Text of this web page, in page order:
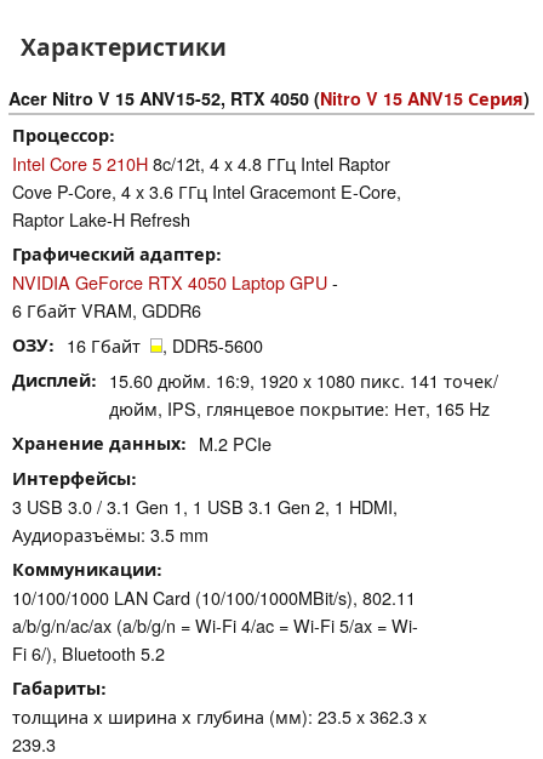
Характеристики
Acer Nitro V 15 ANV15-52, RTX 4050 (Nitro V 15 ANV15 Серия)
Процессор
Intel Core 5 210H8c/12t, 4 x 4.8 ГГц Intel Raptor
Cove P-Core, 4 x 3.6 ГГц Intel Gracemont E-Core,
Raptor Lake-H Refresh
Графический адаптер
NVIDIA GeForce RTX 4050 Laptop GPU-
6 Гбайт VRAM, GDDR6
ОЗУ 16 Гбайт , DDR5-5600
Дисплей
15.60 дюйм. 16:9, 1920 x 1080 пикс. 141 точек/
дюйм, IPS, глянцевое покрытие: Нет, 165 Hz
Хранение данных M.2 PCIe
Интерфейсы
3 USB 3.0 / 3.1 Gen 1, 1 USB 3.1 Gen 2, 1 HDMI,
Аудиоразъёмы: 3.5 mm
Коммуникации
10/100/1000 LAN Card (10/100/1000MBit/s), 802.11
a/b/g/n/ac/ax (a/b/g/n = Wi-Fi 4/ac = Wi-Fi 5/ax = Wi-
Fi 6/), Bluetooth 5.2
Габариты
толщина х ширина х глубина (мм): 23.5 x 362.3 x
239.3